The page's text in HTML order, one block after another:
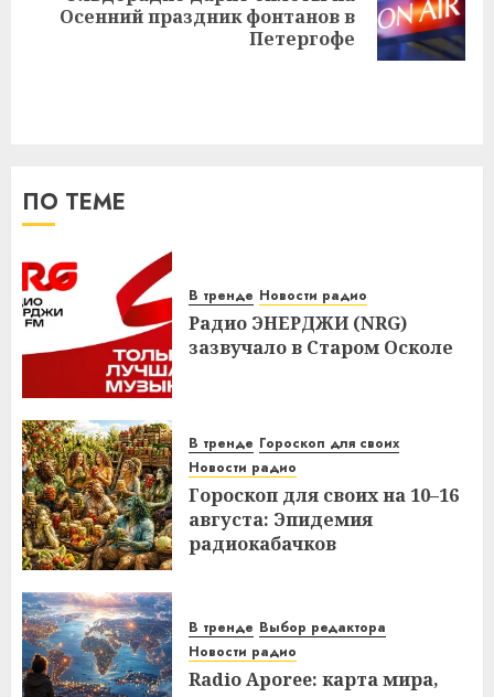
Следующая
Осенний праздник фонтанов в
Петергофе
ПО ТЕМЕ
В тренде Новости радио
Радио ЭНЕРДЖИ (NRG)
зазвучало в Старом Осколе
В тренде Гороскоп для своих
Новости радио
Гороскоп для своих на 10–16
августа: Эпидемия
радиокабачков
В тренде Выбор редактора
Новости радио
Radio Aporee: карта мира,